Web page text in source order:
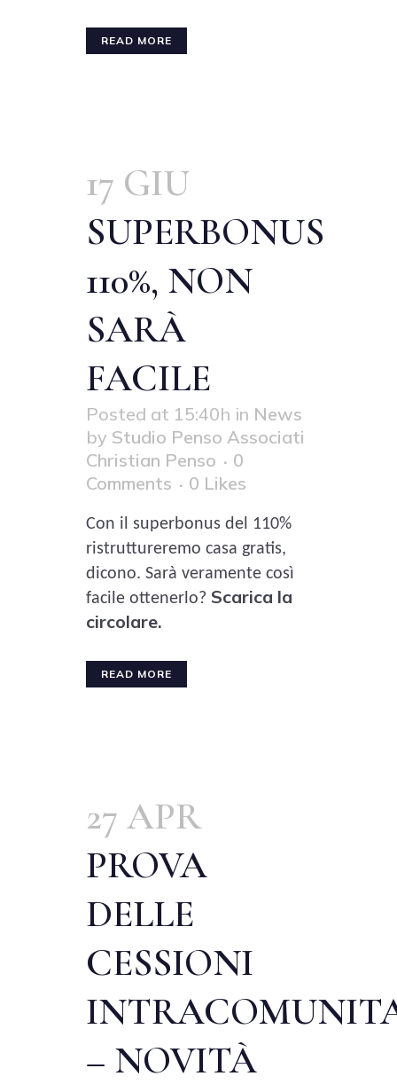
READ MORE
17 GIU
SUPERBONUS
110%, NON
SARÀ
FACILE
Posted at 15:40h in News
by Studio Penso Associati
Christian Penso
0
Comments
0 Likes
Con il superbonus del 110%
ristruttureremo casa gratis,
dicono. Sarà veramente così
facile ottenerlo? Scarica la
circolare.
READ MORE
27 APR
PROVA
DELLE
CESSIONI
– NOVITÀ